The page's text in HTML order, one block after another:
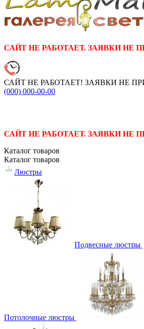
САЙТ НЕ РАБОТАЕТ. ЗАЯВКИ НЕ
САЙТ НЕ РАБОТАЕТ! ЗАЯВКИ НЕ
(000) 000-00-00
САЙТ НЕ РАБОТАЕТ. ЗАЯВКИ НЕ
Каталог товаров
Каталог товаров
Люстры
Подвесные люстры
Потолочные люстры